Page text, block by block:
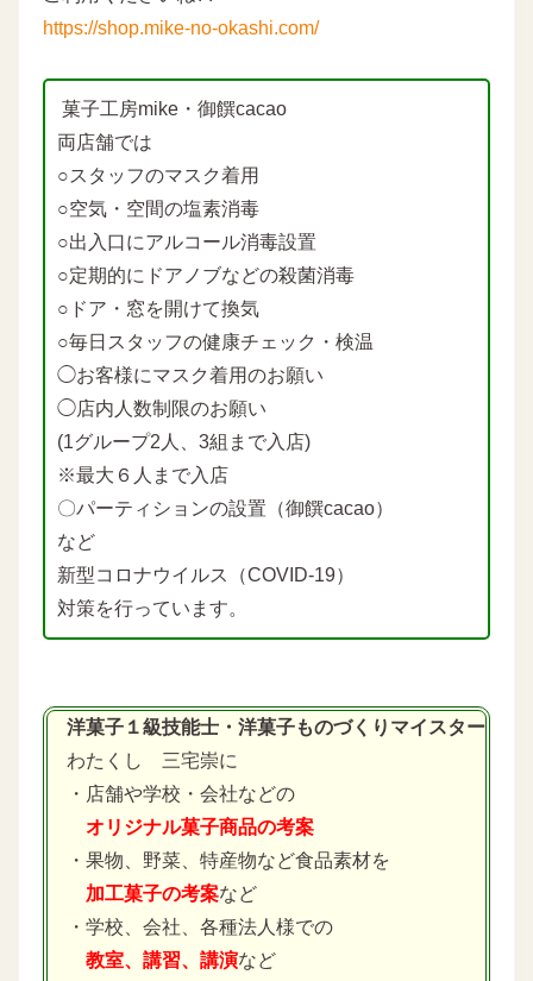
https://shop.mike-no-okashi.com/
菓子工房mike・御饌cacao
両店舗では
○スタッフのマスク着用
○空気・空間の塩素消毒
○出入口にアルコール消毒設置
○定期的にドアノブなどの殺菌消毒
○ドア・窓を開けて換気
○毎日スタッフの健康チェック・検温
◯お客様にマスク着用のお願い
◯店内人数制限のお願い
(1グループ2人、3組まで入店)
※最大６人まで入店
〇パーティションの設置（御饌cacao）
など
新型コロナウイルス（COVID-19）
対策を行っています。
洋菓子１級技能士・洋菓子ものづくりマイスター
わたくし 三宅崇に
・店舗や学校・会社などの
オリジナル菓子商品の考案
・果物、野菜、特産物など食品素材を
加工菓子の考案など
・学校、会社、各種法人様での
教室、講習、講演など